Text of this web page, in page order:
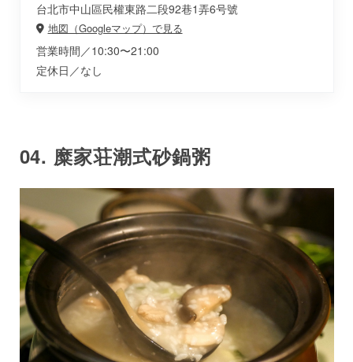
台北市中山區民權東路二段92巷1弄6号號
地図（Googleマップ）で見る
営業時間／10:30〜21:00
定休日／なし
04. 糜家荘潮式砂鍋粥